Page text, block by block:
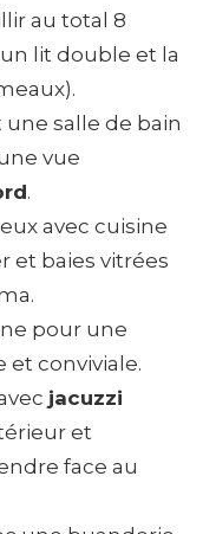
au total 8
lit double et la
une salle de bain
vue
.
avec cuisine
et baies vitrées
pour une
et conviviale.
jacuzzi
et
face au